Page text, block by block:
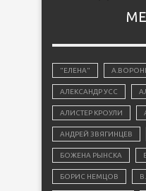
"ЕЛЕНА"
АЛЕКСАНДР УСС
АЛИСТЕР КРОУЛИ
АНДРЕЙ ЗВЯГИНЦЕВ
БОЖЕНА РЫНСКА
БОРИС НЕМЦОВ